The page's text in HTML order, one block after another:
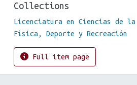
Collections
Licenciatura en Ciencias de la
Física, Deporte y Recreación
Full item page